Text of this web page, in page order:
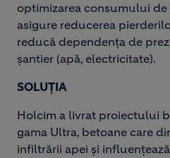
optimizarea consumului de
asigure reducerea
reducă dependența de
șantier (apă, electricitate).
SOLUȚIA
Holcim a livrat proiectului
gama Ultra, betoane care
infiltrării apei și